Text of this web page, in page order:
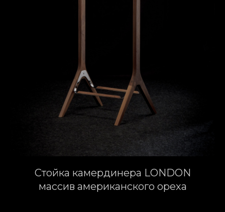
Стойка камердинера LONDON
массив американского ореха